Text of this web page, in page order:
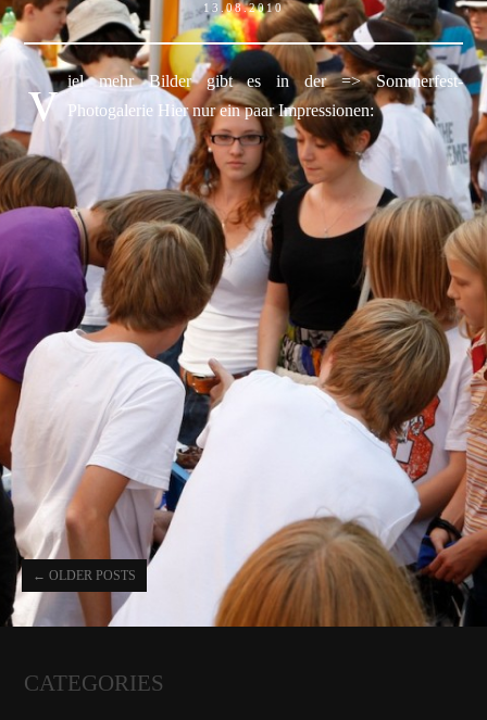
13.08.2010
v iel mehr Bilder gibt es in der => Sommerfest-
Photogalerie Hier nur ein paar Impressionen:
← OLDER POSTS
CATEGORIES